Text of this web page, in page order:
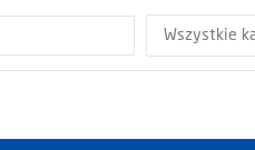
Wszystkie